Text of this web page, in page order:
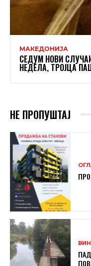
МАКЕДОНИЈА
СЕДУМ НОВИ
НЕДЕЛА, ТРОЈЦА
НЕ ПРОПУШТАЈ